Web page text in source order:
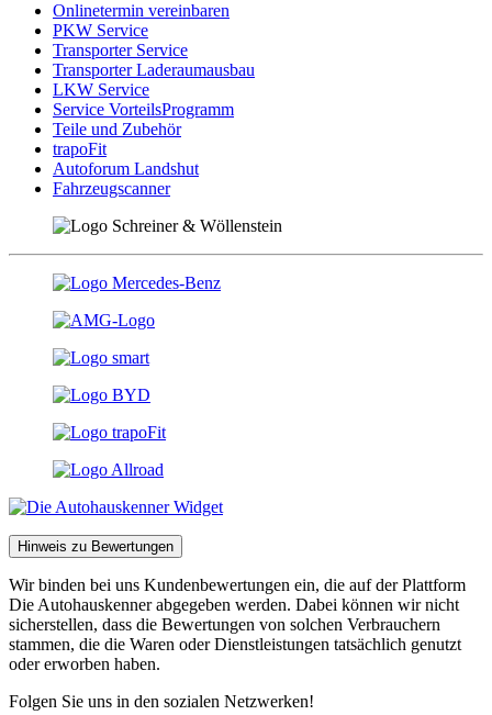
Onlinetermin vereinbaren
PKW Service
Transporter Service
Transporter Laderaumausbau
LKW Service
Service VorteilsProgramm
Teile und Zubehör
trapoFit
Autoforum Landshut
Fahrzeugscanner
Hinweis zu Bewertungen
Wir binden bei uns Kundenbewertungen ein, die auf der Plattform
Die Autohauskenner abgegeben werden. Dabei können wir nicht
sicherstellen, dass die Bewertungen von solchen Verbrauchern
stammen, die die Waren oder Dienstleistungen tatsächlich genutzt
oder erworben haben.
Folgen Sie uns in den sozialen Netzwerken!